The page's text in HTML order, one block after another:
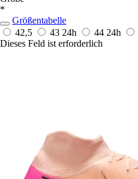
*
Größentabelle
42,5
43 24h 44 24h
Dieses Feld ist erforderlich